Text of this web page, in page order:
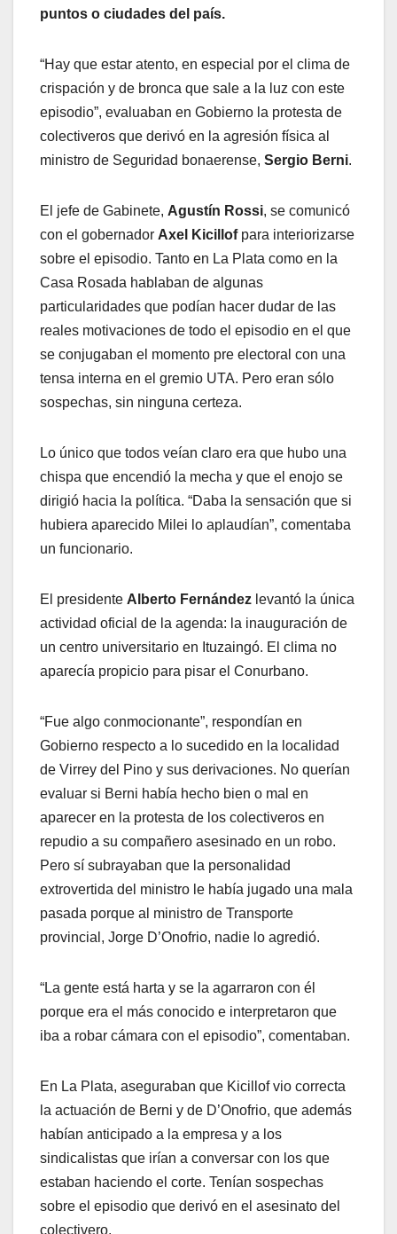
puntos o ciudades del país.
“Hay que estar atento, en especial por el clima de
crispación y de bronca que sale a la luz con este
episodio”, evaluaban en Gobierno la protesta de
colectiveros que derivó en la agresión física al
ministro de Seguridad bonaerense, Sergio Berni.
El jefe de Gabinete, Agustín Rossi, se comunicó
con el gobernador Axel Kicillof para interiorizarse
sobre el episodio. Tanto en La Plata como en la
Casa Rosada hablaban de algunas
particularidades que podían hacer dudar de las
reales motivaciones de todo el episodio en el que
se conjugaban el momento pre electoral con una
tensa interna en el gremio UTA. Pero eran sólo
sospechas, sin ninguna certeza.
Lo único que todos veían claro era que hubo una
chispa que encendió la mecha y que el enojo se
dirigió hacia la política. “Daba la sensación que si
hubiera aparecido Milei lo aplaudían”, comentaba
un funcionario.
El presidente Alberto Fernández levantó la única
actividad oficial de la agenda: la inauguración de
un centro universitario en Ituzaingó. El clima no
aparecía propicio para pisar el Conurbano.
“Fue algo conmocionante”, respondían en
Gobierno respecto a lo sucedido en la localidad
de Virrey del Pino y sus derivaciones. No querían
evaluar si Berni había hecho bien o mal en
aparecer en la protesta de los colectiveros en
repudio a su compañero asesinado en un robo.
Pero sí subrayaban que la personalidad
extrovertida del ministro le había jugado una mala
pasada porque al ministro de Transporte
provincial, Jorge D’Onofrio, nadie lo agredió.
“La gente está harta y se la agarraron con él
porque era el más conocido e interpretaron que
iba a robar cámara con el episodio”, comentaban.
En La Plata, aseguraban que Kicillof vio correcta
la actuación de Berni y de D’Onofrio, que además
habían anticipado a la empresa y a los
sindicalistas que irían a conversar con los que
estaban haciendo el corte. Tenían sospechas
sobre el episodio que derivó en el asesinato del
colectivero.